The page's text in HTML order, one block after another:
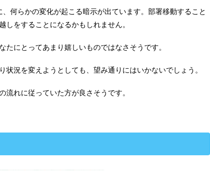
何らかの変化が起こる暗示が出ています。部署移動すること
しをすることになるかもしれません。
たにとってあまり嬉しいものではなさそうです。
状況を変えようとしても、望み通りにはいかないでしょう。
流れに従っていた方が良さそうです。